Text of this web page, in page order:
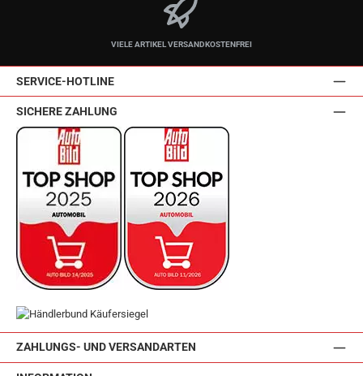
VIELE ARTIKEL VERSANDKOSTENFREI
SERVICE-HOTLINE
ZAHLUNGS- UND VERSANDARTEN
SICHERE ZAHLUNG